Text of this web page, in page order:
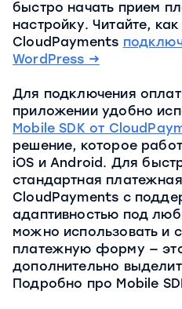
быстро начать прием
настройку. Читайте,
CloudPayments
WordPress →
Для подключения
приложении удобно
Mobile SDK от
решение, которое
iOS и Android. Для
стандартная
CloudPayments с
адаптивностью под
можно использовать и
платежную форму —
дополнительно
Подробно про Mobile